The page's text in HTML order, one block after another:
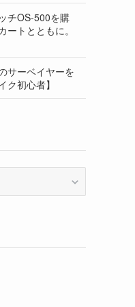
チOS-500を購
ートとともに。
サーベイヤーを
ク初心者】